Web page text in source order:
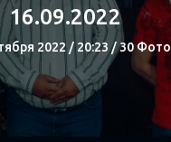
16.09.2022
2022 / 20:23 / 30 Фото